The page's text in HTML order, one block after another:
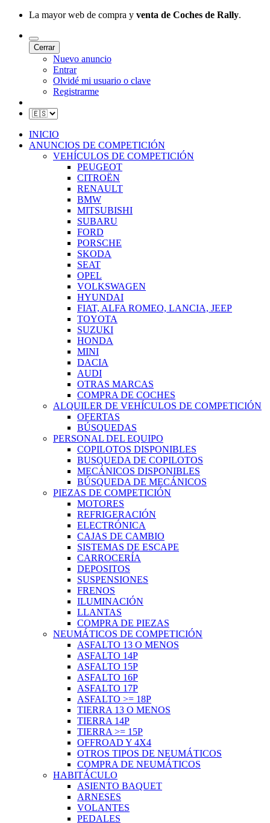
La mayor web de compra y venta de Coches de Rally.
Cerrar
Nuevo anuncio
Entrar
Olvidé mi usuario o clave
Registrarme
INICIO
ANUNCIOS DE COMPETICIÓN
VEHÍCULOS DE COMPETICIÓN
PEUGEOT
CITROËN
RENAULT
BMW
MITSUBISHI
SUBARU
FORD
PORSCHE
SKODA
SEAT
OPEL
VOLKSWAGEN
HYUNDAI
FIAT, ALFA ROMEO, LANCIA, JEEP
TOYOTA
SUZUKI
HONDA
MINI
DACIA
AUDI
OTRAS MARCAS
COMPRA DE COCHES
ALQUILER DE VEHÍCULOS DE COMPETICIÓN
OFERTAS
BÚSQUEDAS
PERSONAL DEL EQUIPO
COPILOTOS DISPONIBLES
BUSQUEDA DE COPILOTOS
MECÁNICOS DISPONIBLES
BÚSQUEDA DE MECÁNICOS
PIEZAS DE COMPETICIÓN
MOTORES
REFRIGERACIÓN
ELECTRÓNICA
CAJAS DE CAMBIO
SISTEMAS DE ESCAPE
CARROCERÍA
DEPOSITOS
SUSPENSIONES
FRENOS
ILUMINACIÓN
LLANTAS
COMPRA DE PIEZAS
NEUMÁTICOS DE COMPETICIÓN
ASFALTO 13 O MENOS
ASFALTO 14P
ASFALTO 15P
ASFALTO 16P
ASFALTO 17P
ASFALTO >= 18P
TIERRA 13 O MENOS
TIERRA 14P
TIERRA >= 15P
OFFROAD Y 4X4
OTROS TIPOS DE NEUMÁTICOS
COMPRA DE NEUMÁTICOS
HABITÁCULO
ASIENTO BAQUET
ARNESES
VOLANTES
PEDALES